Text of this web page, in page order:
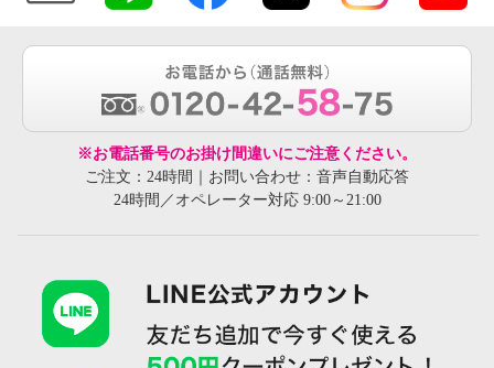
※お電話番号のお掛け間違いにご注意ください。
ご注文：24時間｜お問い合わせ：音声自動応答
24時間／オペレーター対応 9:00～21:00